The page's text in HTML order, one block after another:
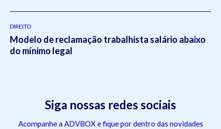
DIREITO
Modelo de reclamação trabalhista salário abaixo
do mínimo legal
Siga nossas redes sociais
Acompanhe a ADVBOX e fique por dentro das novidades